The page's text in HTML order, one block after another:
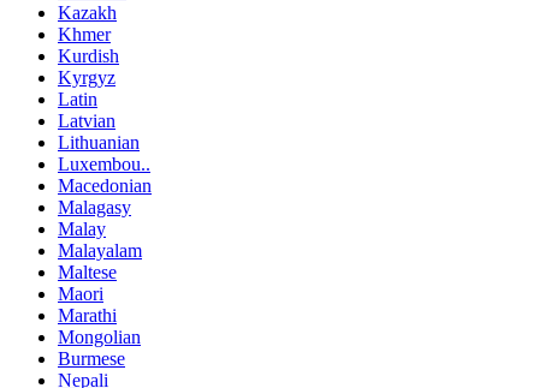
Kazakh
Khmer
Kurdish
Kyrgyz
Latin
Latvian
Lithuanian
Luxembou..
Macedonian
Malagasy
Malay
Malayalam
Maltese
Maori
Marathi
Mongolian
Burmese
Nepali